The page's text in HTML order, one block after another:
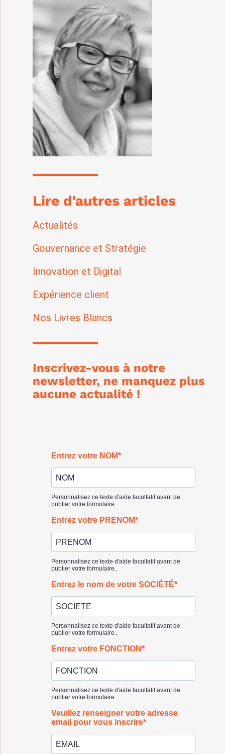
Lire d'autres articles
Actualités
Gouvernance et Stratégie
Innovation et Digital
Expérience client
Nos Livres Blancs
Inscrivez-vous à notre
newsletter, ne manquez plus
aucune actualité !